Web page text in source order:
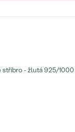
stříbro - žlutá 925/1000